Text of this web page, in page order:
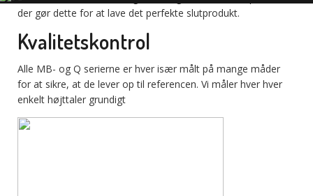
der gør dette for at lave det perfekte slutprodukt.
Kvalitetskontrol
Alle MB- og Q serierne er hver især målt på mange måder
for at sikre, at de lever op til referencen. Vi måler hver hver
enkelt højttaler grundigt